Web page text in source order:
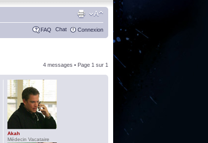
FAQ Chat Connexion
4 messages • Page 1 sur 1
Akah
Médecin Vacataire